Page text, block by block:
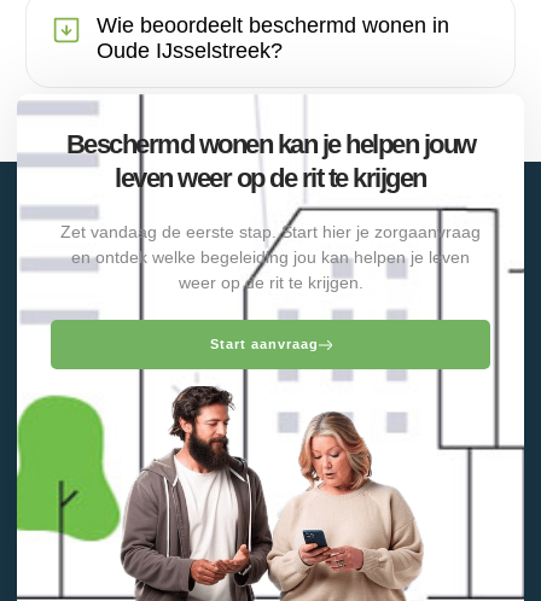
Wie beoordeelt beschermd wonen in
Oude IJsselstreek?
Beschermd wonen kan je helpen jouw
leven weer op de rit te krijgen
Zet vandaag de eerste stap. Start hier je zorgaanvraag
en ontdek welke begeleiding jou kan helpen je leven
weer op de rit te krijgen.
Start aanvraag